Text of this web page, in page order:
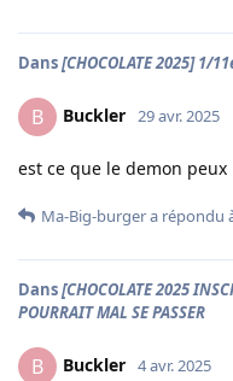
Dans[CHOCOLATE 2025] 1/
B Buckler 29 avr. 2025
est ce que le demon
Ma-Big-burgera répondu
Dans[CHOCOLATE 2025
POURRAIT MAL SE PASSER
B Buckler 4 avr. 2025